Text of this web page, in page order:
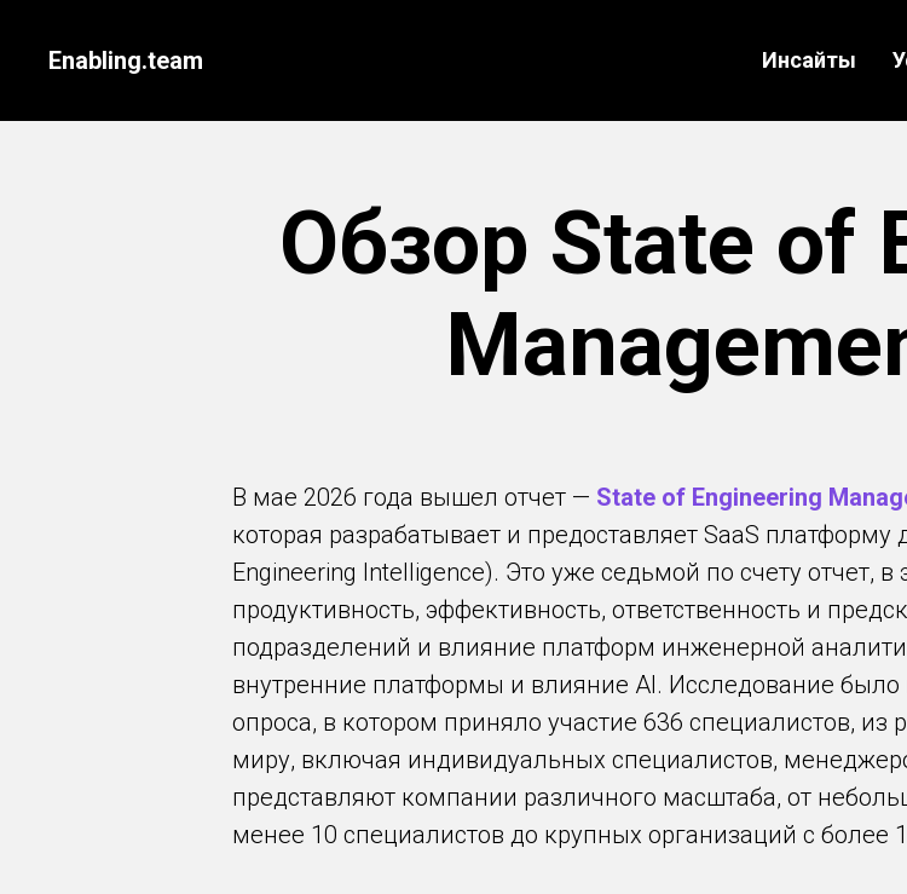
Enabling.team Инсайты
Обзор State of
В мае 2026 года вышел отчет — State of Engineering
которая разрабатывает и предоставляет SaaS
Engineering Intelligence). Это уже седьмой по счету отчет,
продуктивность, эффективность, ответственность и
подразделений и влияние платформ инженерной
внутренние платформы и влияние AI. Исследование
опроса, в котором приняло участие 636 специалистов,
миру, включая индивидуальных специалистов,
представляют компании различного масштаба, от
менее 10 специалистов до крупных организаций с более